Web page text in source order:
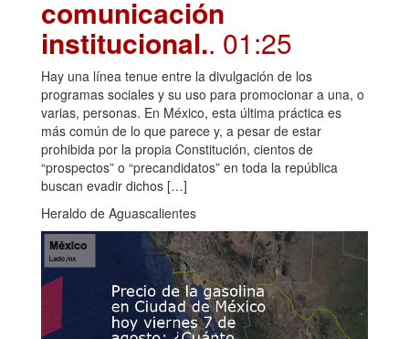
comunicación
institucional.. 01:25
Hay una línea tenue entre la divulgación de los
programas sociales y su uso para promocionar a una, o
varias, personas. En México, esta última práctica es
más común de lo que parece y, a pesar de estar
prohibida por la propia Constitución, cientos de
“prospectos” o “precandidatos” en toda la república
buscan evadir dichos […]
Heraldo de Aguascalientes